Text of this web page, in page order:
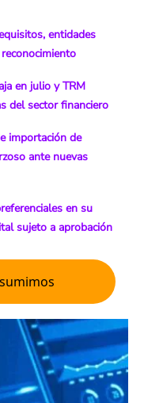
entidades
en julio y TRM
del sector financiero
importación de
ante nuevas
en su
sujeto a aprobación